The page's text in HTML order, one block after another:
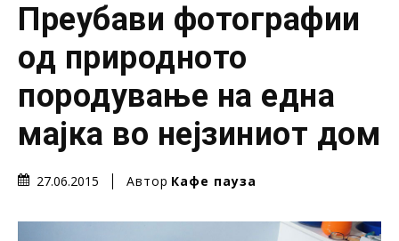
Преубави фотографии
од природното
породување на една
мајка во нејзиниот дом
27.06.2015 Автор Кафе пауза